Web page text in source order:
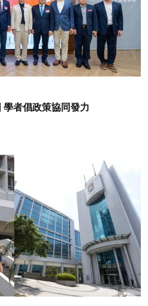
學者倡政策協同發力